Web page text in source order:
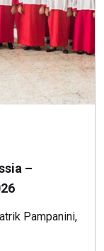
–
Pampanini,